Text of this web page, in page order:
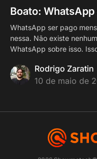
Boato:
WhatsApp ser pago
nessa. Não existe
WhatsApp sobre isso.
Rodrigo Zaratin
10 de maio de